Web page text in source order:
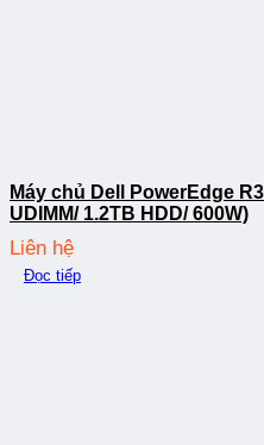
Máy chủ Dell PowerEdge
UDIMM/ 1.2TB HDD/ 600W)
Liên hệ
Đọc tiếp